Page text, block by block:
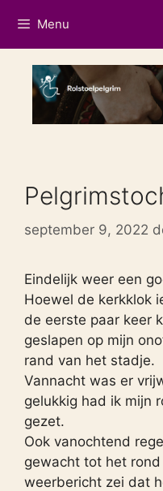
naar
de
inhoud
Menu
september 9, 2022
Eindelijk weer een
Hoewel de kerkklok
de eerste paar keer
geslapen op mijn
rand van het stadje.
Vannacht was er
gelukkig had ik mijn
gezet.
Ook vanochtend
gewacht tot het
weerbericht zei dat